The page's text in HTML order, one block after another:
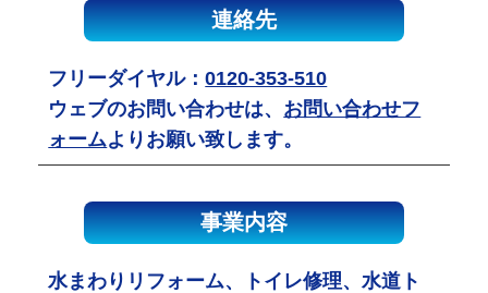
連絡先
フリーダイヤル：0120-353-510
ウェブのお問い合わせは、 お問い合わせフ
ォームよりお願い致します。
事業内容
水まわりリフォーム、トイレ修理、水道ト